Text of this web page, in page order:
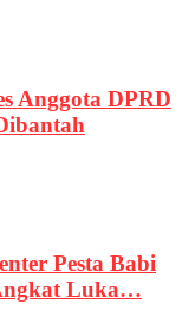
Anggota DPRD
Pesta Babi
Luka…